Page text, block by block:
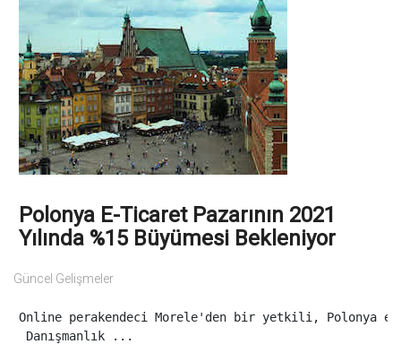
Polonya E-Ticaret Pazarının 2021
Yılında %15 Büyümesi Bekleniyor
Güncel Gelişmeler
Online perakendeci Morele'den bir yetkili, Polonya e-
Danışmanlık ...